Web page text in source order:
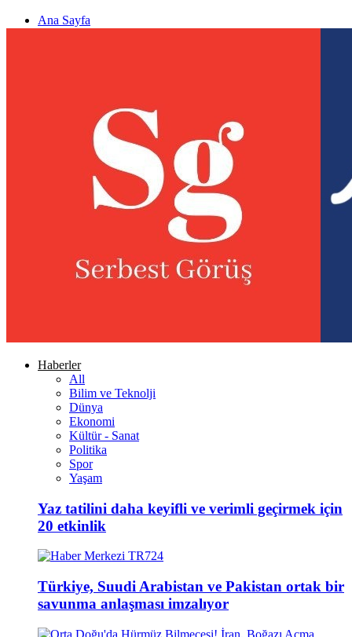
Ana Sayfa
Haberler
All
Bilim ve Teknolji
Dünya
Ekonomi
Kültür - Sanat
Politika
Spor
Yaşam
Yaz tatilini daha keyifli ve verimli geçirmek için
20 etkinlik
Türkiye, Suudi Arabistan ve Pakistan ortak bir
savunma anlaşması imzalıyor